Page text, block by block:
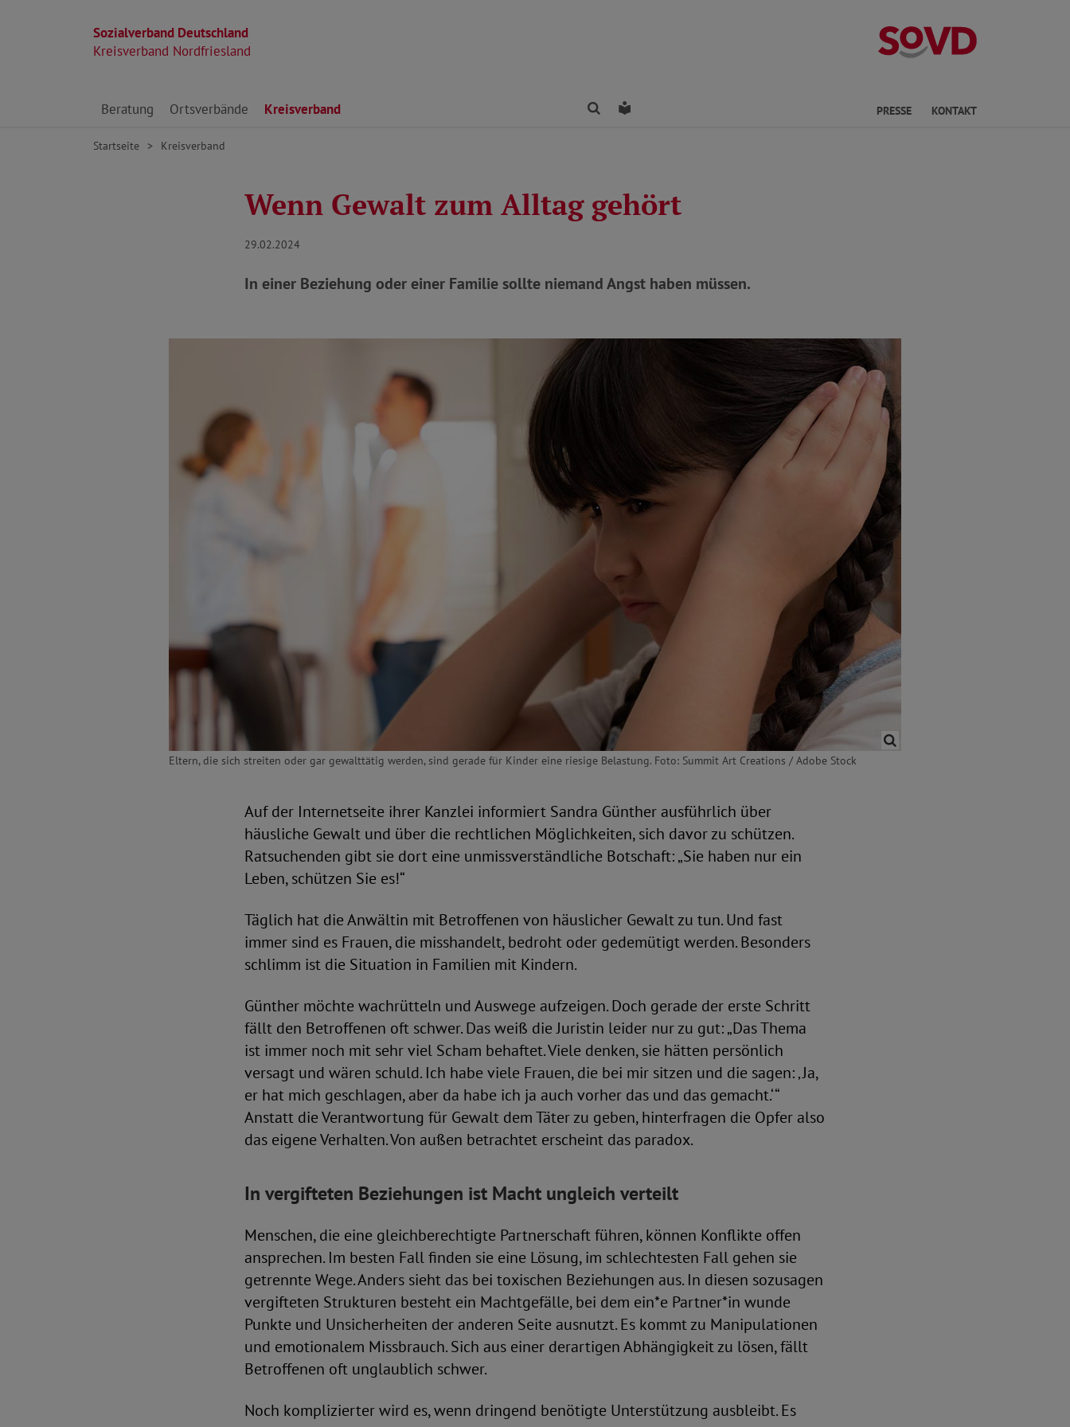
Sozialverband Deutschland
Kreisverband Nordfriesland
Kreisverband
Direkt zu den Inhalten springen
Beratung Ortsverbände Kreisverband FindenLeichte Sprache PRESSE KONTAKT
Startseite Kreisverband
Wenn Gewalt zum Alltag gehört
29.02.2024
In einer Beziehung oder einer Familie sollte niemand Angst haben müssen.
Eltern, die sich streiten oder gar gewalttätig werden, sind gerade für Kinder eine riesige Belastung. Foto: Summit Art Creations / Adobe Stock
Auf der Internetseite ihrer Kanzlei informiert Sandra Günther ausführlich über
häusliche Gewalt und über die rechtlichen Möglichkeiten, sich davor zu schützen.
Ratsuchenden gibt sie dort eine unmissverständliche Botschaft: „Sie haben nur ein
Leben, schützen Sie es!“
Täglich hat die Anwältin mit Betroffenen von häuslicher Gewalt zu tun. Und fast
immer sind es Frauen, die misshandelt, bedroht oder gedemütigt werden. Besonders
schlimm ist die Situation in Familien mit Kindern.
Günther möchte wachrütteln und Auswege aufzeigen. Doch gerade der erste Schritt
fällt den Betroffenen oft schwer. Das weiß die Juristin leider nur zu gut: „Das Thema
ist immer noch mit sehr viel Scham behaftet. Viele denken, sie hätten persönlich
versagt und wären schuld. Ich habe viele Frauen, die bei mir sitzen und die sagen: ‚ Ja,
er hat mich geschlagen, aber da habe ich ja auch vorher das und das gemacht.‘ “
Anstatt die Verantwortung für Gewalt dem Täter zu geben, hinterfragen die Opfer also
das eigene Verhalten. Von außen betrachtet erscheint das paradox.
In vergifteten Beziehungen ist Macht ungleich verteilt
Menschen, die eine gleichberechtigte Partnerschaft führen, können Konflikte offen
ansprechen. Im besten Fall finden sie eine Lösung, im schlechtesten Fall gehen sie
getrennte Wege. Anders sieht das bei toxischen Beziehungen aus. In diesen sozusagen
vergifteten Strukturen besteht ein Machtgefälle, bei dem ein*e Partner*in wunde
Punkte und Unsicherheiten der anderen Seite ausnutzt. Es kommt zu Manipulationen
und emotionalem Missbrauch. Sich aus einer derartigen Abhängigkeit zu lösen, fällt
Betroffenen oft unglaublich schwer.
Noch komplizierter wird es, wenn dringend benötigte Unterstützung ausbleibt. Es